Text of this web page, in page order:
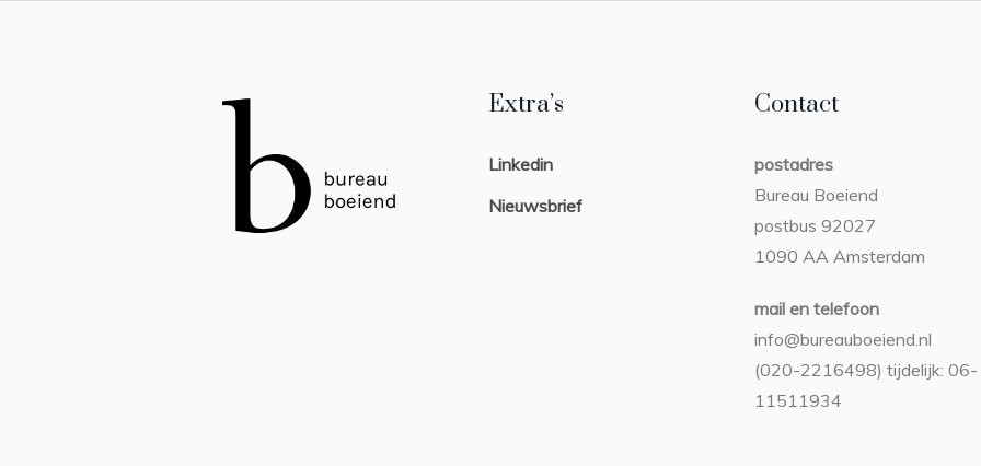
Extra’s
Linkedin
Nieuwsbrief
Contact
postadres
Bureau Boeiend
postbus 92027
1090 AA Amsterdam
mail en telefoon
info@bureauboeiend.nl
(020-2216498) tijdelijk: 06-
11511934